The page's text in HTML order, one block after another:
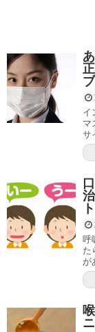
イ
マ
サ
ト
呼
た
が